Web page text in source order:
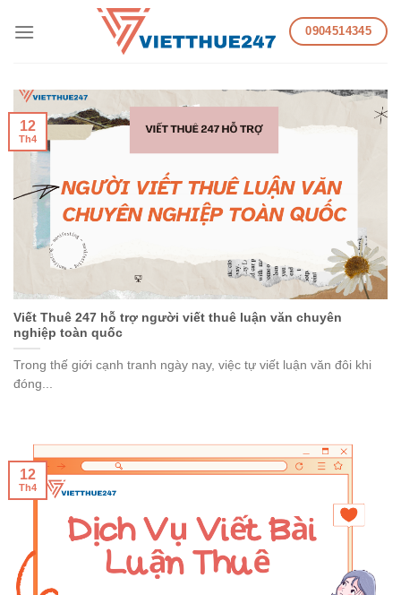
0904514345
Viết Thuê 247 hỗ trợ người viết thuê luận văn chuyên
nghiệp toàn quốc
Trong thế giới cạnh tranh ngày nay, việc tự viết luận văn đôi khi
đóng...
12
Th4
12
Th4